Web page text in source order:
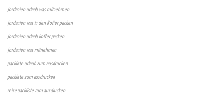
Jordanien urlaub was mitnehmen
Jordanien was in den Koffer packen
Jordanien urlaub koffer packen
Jordanien was mitnehmen
packliste urlaub zum ausdrucken
packliste zum ausdrucken
reise packliste zum ausdrucken